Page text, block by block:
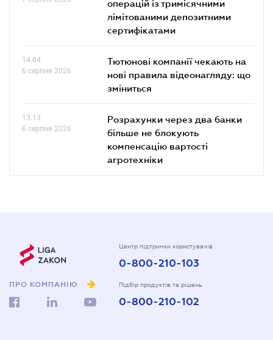
операцій із тримісячними
лімітованими депозитними
сертифікатами
14.04
6 серпня 2026
Тютюнові компанії чекають на
нові правила відеонагляду: що
зміниться
13.13
6 серпня 2026
Розрахунки через два банки
більше не блокують
компенсацію вартості
агротехніки
ПРО КОМПАНІЮ
Центр підтримки користувачів
0-800-210-103
Підбір продуктів та рішень
0-800-210-102